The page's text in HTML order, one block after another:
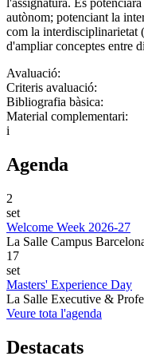
l'assignatura. Es
autònom; potenciant la
com la interdisciplinarietat
d'ampliar conceptes entre
Avaluació:
Criteris avaluació:
Bibliografia bàsica:
Material complementari:
i
Agenda
2
set
Welcome Week 2026-27
La Salle Campus
17
set
Masters' Experience Day
La Salle Executive &
Veure tota l'agenda
Destacats